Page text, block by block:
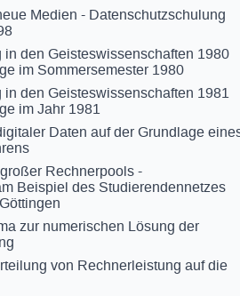
Medien - Datenschutzschulung
in den Geisteswissenschaften 1980
im Sommersemester 1980
den Geisteswissenschaften 1981
im Jahr 1981
Daten auf der Grundlage
Rechnerpools -
Beispiel des Studierendennetzes
zur numerischen Lösung der
von Rechnerleistung auf die